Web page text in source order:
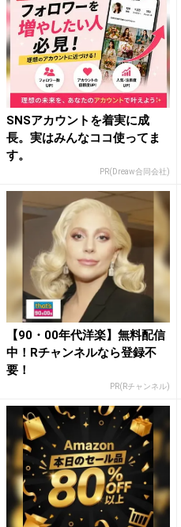
SNSアカウントを着実に成
長。実はみんなココ使ってま
す。
PR(Dreaw合同会社)
【90・00年代洋楽】無料配信
中！Rチャンネルなら登録不
要！
PR(Rチャンネル)